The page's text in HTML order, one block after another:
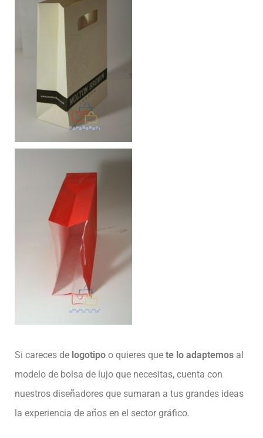
Si careces de logotipo o quieres que te lo adaptemos al
modelo de bolsa de lujo que necesitas, cuenta con
nuestros diseñadores que sumaran a tus grandes ideas
la experiencia de años en el sector gráfico.